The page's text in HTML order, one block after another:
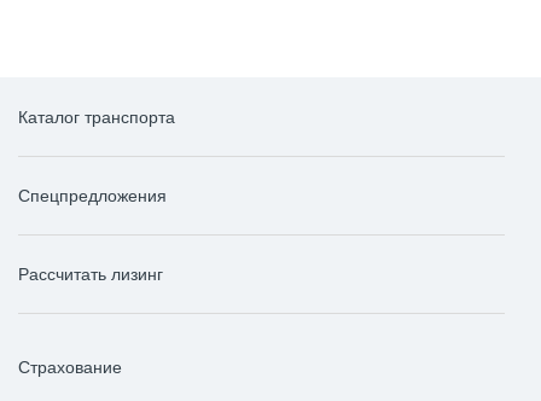
Каталог транспорта
Спецпредложения
Рассчитать лизинг
Страхование